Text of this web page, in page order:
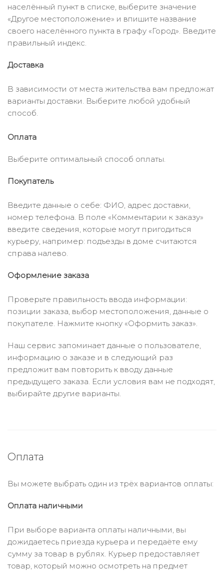
населённый пункт в списке, выберите значение
«Другое местоположение» и впишите название
своего населённого пункта в графу «Город». Введите
правильный индекс.
Доставка
В зависимости от места жительства вам предложат
варианты доставки. Выберите любой удобный
способ.
Оплата
Выберите оптимальный способ оплаты.
Покупатель
Введите данные о себе: ФИО, адрес доставки,
номер телефона. В поле «Комментарии к заказу»
введите сведения, которые могут пригодиться
курьеру, например: подъезды в доме считаются
справа налево.
Оформление заказа
Проверьте правильность ввода информации:
позиции заказа, выбор местоположения, данные о
покупателе. Нажмите кнопку «Оформить заказ».
Наш сервис запоминает данные о пользователе,
информацию о заказе и в следующий раз
предложит вам повторить к вводу данные
предыдущего заказа. Если условия вам не подходят,
выбирайте другие варианты.
Оплата
Вы можете выбрать один из трёх вариантов оплаты:
Оплата наличными
При выборе варианта оплаты наличными, вы
дожидаетесь приезда курьера и передаёте ему
сумму за товар в рублях. Курьер предоставляет
товар, который можно осмотреть на предмет